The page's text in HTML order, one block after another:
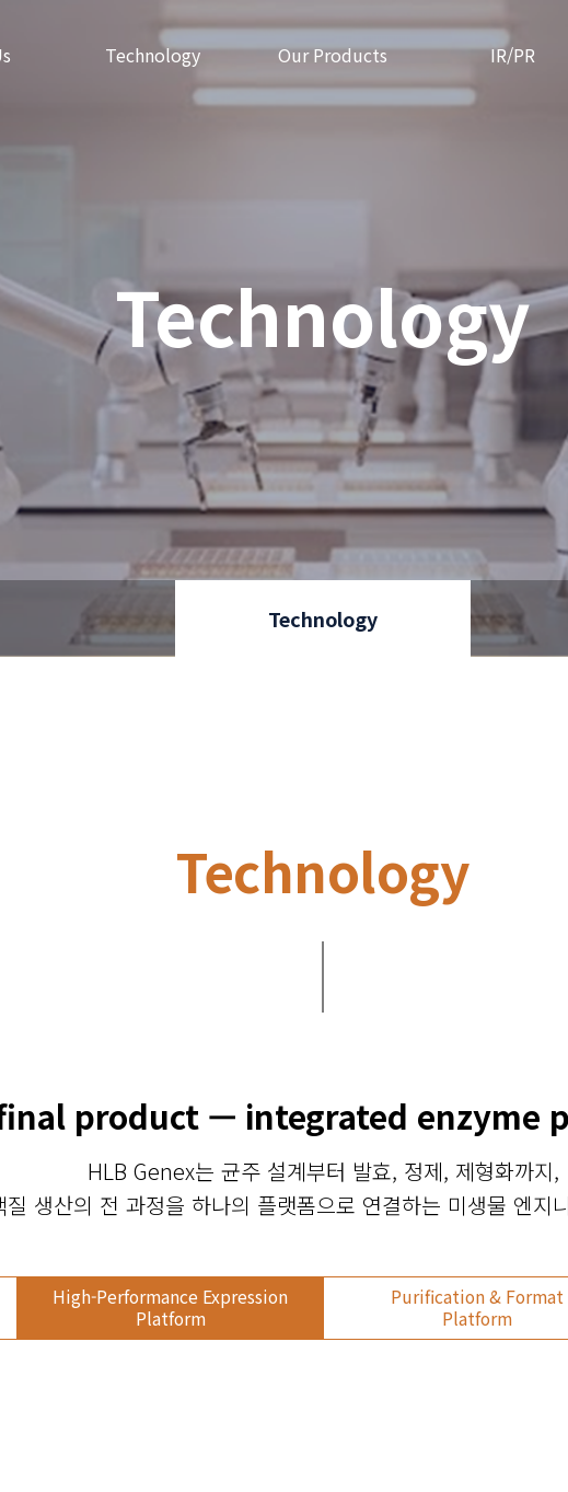
Technology Our Products IR/PR
Technology
Technology
Technology
product — integrated enzyme
HLB Genex는 균주 설계부터 발효, 정제, 제형화까지,
질 생산의 전 과정을 하나의 플랫폼으로 연결하는 미생물 엔지
High-Performance Expression
Platform
Purification & Format
Platform